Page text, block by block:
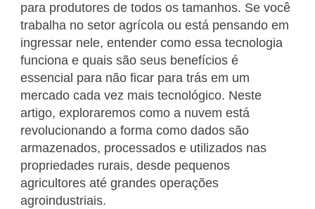
para produtores de todos os tamanhos. Se você
trabalha no setor agrícola ou está pensando em
ingressar nele, entender como essa tecnologia
funciona e quais são seus benefícios é
essencial para não ficar para trás em um
mercado cada vez mais tecnológico. Neste
artigo, exploraremos como a nuvem está
revolucionando a forma como dados são
armazenados, processados e utilizados nas
propriedades rurais, desde pequenos
agricultores até grandes operações
agroindustriais.